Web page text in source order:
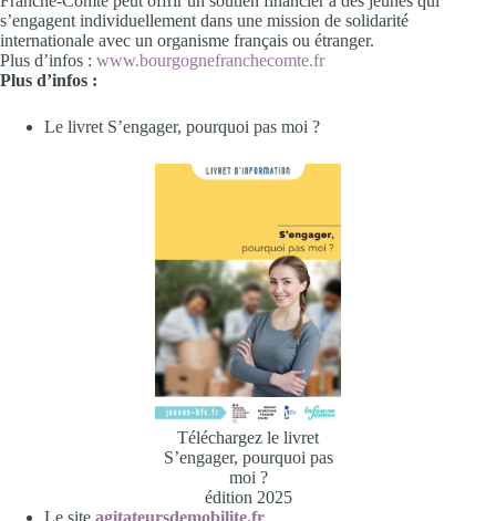
s’engagent individuellement dans une mission de solidarité
internationale avec un organisme français ou étranger.
Plus d’infos : www.bourgognefranchecomte.fr
Plus d’infos :
Le livret S’engager, pourquoi pas moi ?
Téléchargez le livret
S’engager, pourquoi pas
moi ?
édition 2025